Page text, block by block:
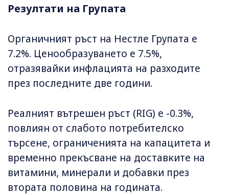
Резултати на Групата
Органичният ръст на Нестле Групата е
7.2%. Ценообразуването е 7.5%,
отразявайки инфлацията на разходите
през последните две години.
Реалният вътрешен ръст (RIG) е -0.3%,
повлиян от слабото потребителско
търсене, ограниченията на капацитета и
временно прекъсване на доставките на
витамини, минерали и добавки през
втората половина на годината.